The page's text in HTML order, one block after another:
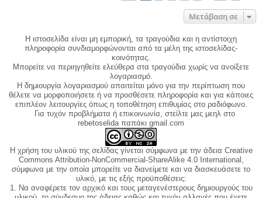
Μετάβαση σε
Η ιστοσελίδα είναι μη εμπορική, τα τραγούδια και η αντίστοιχη
πληροφορία συνδιαμορφώνονται από τα μέλη της ιστοσελίδας-
κοινότητας.
Μπορείτε να περιηγηθείτε ελεύθερα στα τραγούδια χωρίς να ανοίξετε
λογαριασμό.
Η δημιουργία λογαριασμού απαιτείται μόνο για την περίπτωση που
θέλετε να μορφοποιήσετε ή να προσθέσετε πληροφορία και για κάποιες
επιπλέον λειτουργίες όπως η τοποθέτηση επιθυμίας στο ραδιόφωνο.
Για τυχόν προβλήματα ή επικοινωνία, στείλτε μας μεηλ στο
rebetoselida παπάκι gmail.com
Η χρήση του υλικού της σελίδας γίνεται σύμφωνα με την άδεια Creative
Commons Attribution-NonCommercial-ShareAlike 4.0 International,
σύμφωνα με την οποία μπορείτε να διανείμετε και να διασκευάσετε το
υλικό, με τις εξής προϋποθέσεις:
1. Να αναφέρετε τον αρχικό και τους μεταγενέστερους δημιουργούς του